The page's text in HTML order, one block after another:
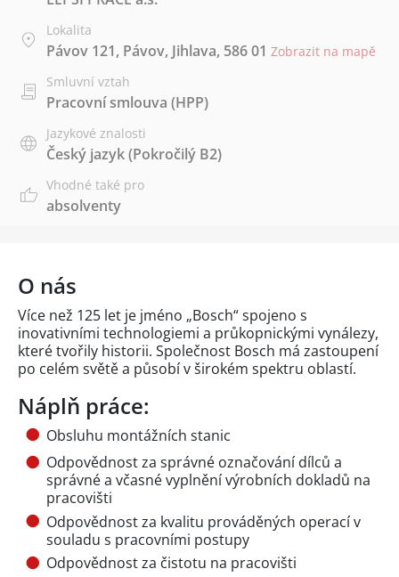
Lokalita
Pávov 121, Pávov, Jihlava, 586 01 Zobrazit na mapě
Smluvní vztah
Pracovní smlouva (HPP)
Jazykové znalosti
Český jazyk(Pokročilý B2)
Vhodné také pro
absolventy
O nás
Více než 125 let je jméno „Bosch“ spojeno s
inovativními technologiemi a průkopnickými vynálezy,
které tvořily historii. Společnost Bosch má zastoupení
po celém světě a působí v širokém spektru oblastí.
Náplň práce:
Obsluhu montážních stanic
Odpovědnost za správné označování dílců a
správné a včasné vyplnění výrobních dokladů na
pracovišti
Odpovědnost za kvalitu prováděných operací v
souladu s pracovními postupy
Odpovědnost za čistotu na pracovišti